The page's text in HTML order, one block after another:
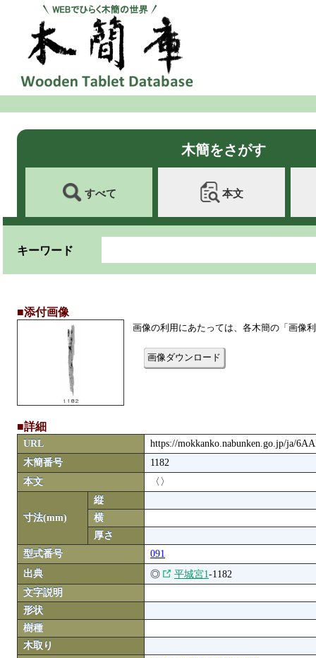
木簡をさがす
すべて 本文
キーワード
■添付画像
画像の利用にあたっては、各木簡の「画像
画像ダウンロード
■詳細
URL
https://mokkanko.nabunken.go.jp/ja/
木簡番号
1182
本文
〈〉
寸法(mm)
縦
横
厚さ
型式番号
091
出典
◎ 平城宮1-1182
文字説明
形状
樹種
木取り